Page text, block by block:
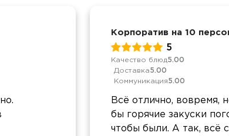
Корпоратив на 10
5
Качество блюд5.00
Доставка5.00
Коммуникация5.00
Всё отлично, вовремя,
бы горячие закуски
чтобы были. А так, всё